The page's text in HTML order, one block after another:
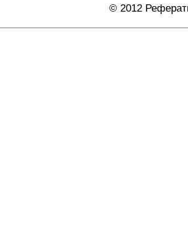
© 2012